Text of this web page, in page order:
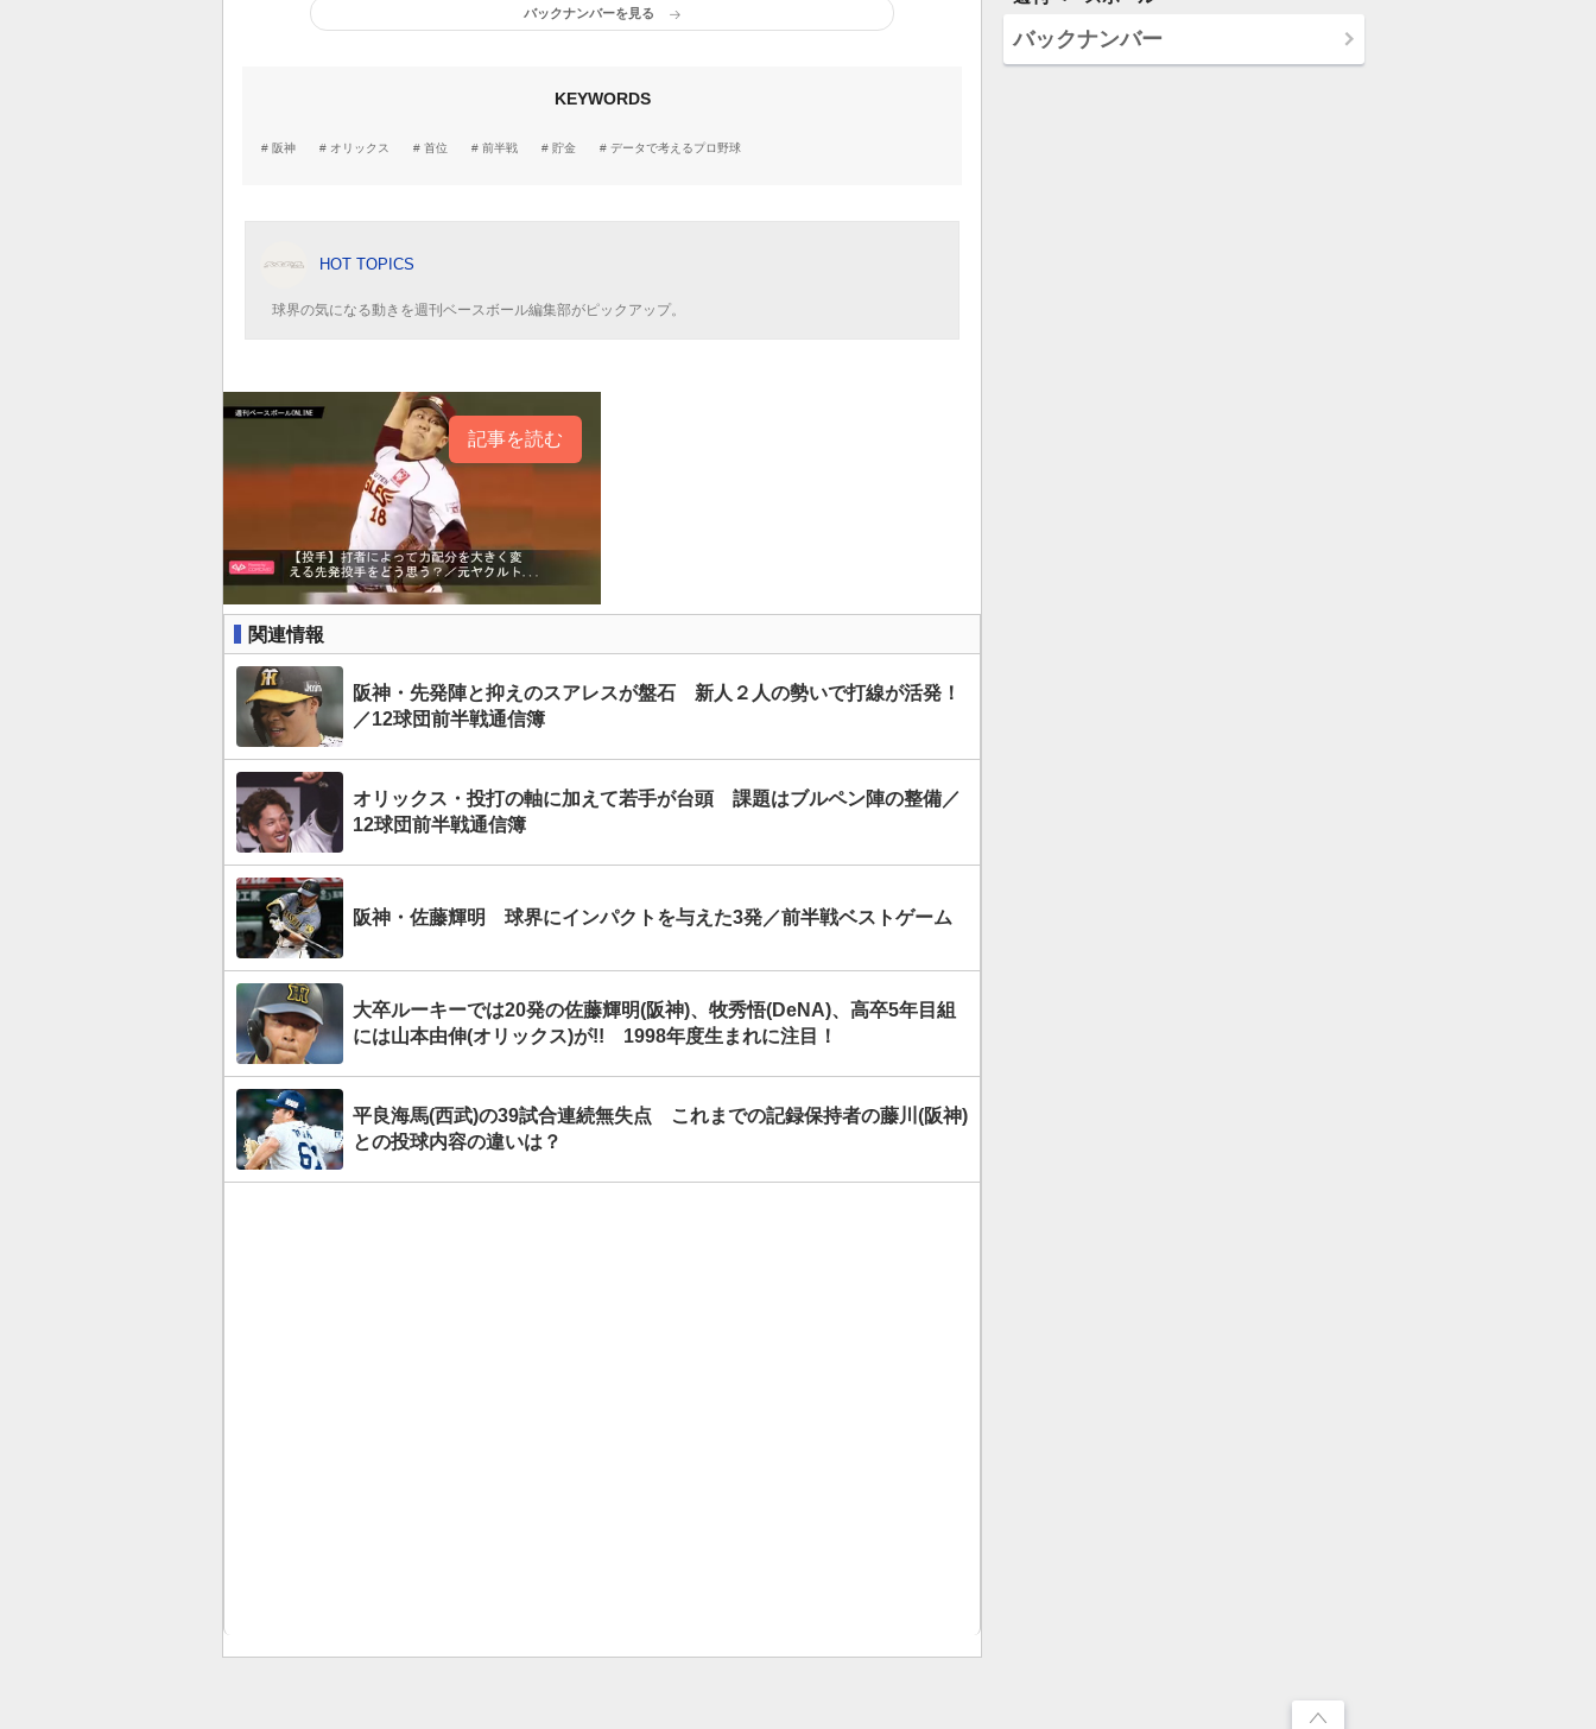
バックナンバーを見る
KEYWORDS
阪神 オリックス 首位 前半戦 貯金 データで考えるプロ野球
HOT TOPICS
球界の気になる動きを週刊ベースボール編集部がピックアップ。
記事を読む
関連情報
阪神・先発陣と抑えのスアレスが盤石 新人２人の勢いで打線が活発！
／12球団前半戦通信簿
オリックス・投打の軸に加えて若手が台頭 課題はブルペン陣の整備／
12球団前半戦通信簿
阪神・佐藤輝明 球界にインパクトを与えた3発／前半戦ベストゲーム
大卒ルーキーでは20発の佐藤輝明(阪神)、牧秀悟(DeNA)、高卒5年目組
には山本由伸(オリックス)が!! 1998年度生まれに注目！
平良海馬(西武)の39試合連続無失点 これまでの記録保持者の藤川(阪神)
との投球内容の違いは？
バックナンバー